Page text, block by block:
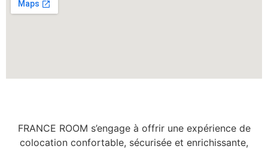
FRANCE ROOM s’engage à offrir une expérience de
colocation confortable, sécurisée et enrichissante,